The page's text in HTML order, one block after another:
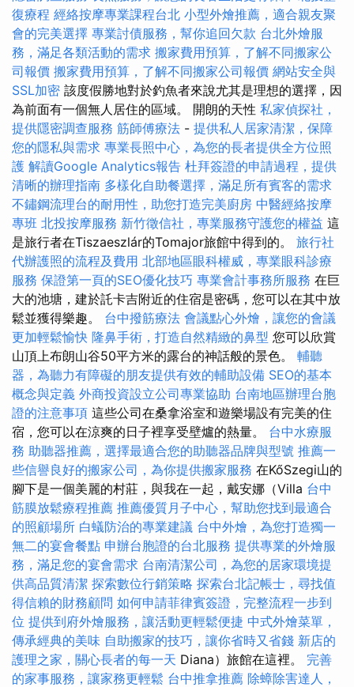
復療程 經絡按摩專業課程台北 小型外燴推薦，適合親友聚
會的完美選擇 專業討債服務，幫你追回欠款 台北外燴服
務，滿足各類活動的需求 搬家費用預算，了解不同搬家公
司報價 搬家費用預算，了解不同搬家公司報價 網站安全與
SSL加密 該度假勝地對於釣魚者來說尤其是理想的選擇，因
為前面有一個無人居住的區域。 開朗的天性 私家偵探社，
提供隱密調查服務 筋師傅療法 - 提供私人居家清潔，保障
您的隱私與需求 專業長照中心，為您的長者提供全方位照
護 解讀Google Analytics報告 杜拜簽證的申請過程，提供
清晰的辦理指南 多樣化自助餐選擇，滿足所有賓客的需求
不鏽鋼流理台的耐用性，助您打造完美廚房 中醫經絡按摩
專班 北投按摩服務 新竹徵信社，專業服務守護您的權益 這
是旅行者在Tiszaeszlár的Tomajor旅館中得到的。 旅行社
代辦護照的流程及費用 北部地區眼科權威，專業眼科診療
服務 保證第一頁的SEO優化技巧 專業會計事務所服務 在巨
大的池塘，建於託卡吉附近的住宿是密碼，您可以在其中放
鬆並獲得樂趣。 台中撥筋療法 會議點心外燴，讓您的會議
更加輕鬆愉快 隆鼻手術，打造自然精緻的鼻型 您可以欣賞
山頂上布朗山谷50平方米的露台的神話般的景色。 輔聽
器，為聽力有障礙的朋友提供有效的輔助設備 SEO的基本
概念與定義 外商投資設立公司專業協助 台南地區辦理台胞
證的注意事項 這些公司在桑拿浴室和遊樂場設有完美的住
宿，您可以在涼爽的日子裡享受壁爐的熱量。 台中水療服
務 助聽器推薦，選擇最適合您的助聽器品牌與型號 推薦一
些信譽良好的搬家公司，為你提供搬家服務 在KőSzegi山的
腳下是一個美麗的村莊，與我在一起，戴安娜（Villa 台中
筋膜放鬆療程推薦 推薦優質月子中心，幫助您找到最適合
的照顧場所 白蟻防治的專業建議 台中外燴，為您打造獨一
無二的宴會餐點 申辦台胞證的台北服務 提供專業的外燴服
務，滿足您的宴會需求 台南清潔公司，為您的居家環境提
供高品質清潔 探索數位行銷策略 探索台北記帳士，尋找值
得信賴的財務顧問 如何申請菲律賓簽證，完整流程一步到
位 提供到府外燴服務，讓活動更輕鬆便捷 中式外燴菜單，
傳承經典的美味 自助搬家的技巧，讓你省時又省錢 新店的
護理之家，關心長者的每一天 Diana）旅館在這裡。 完善
的家事服務，讓家務更輕鬆 台中推拿推薦 除蟑除害達人，